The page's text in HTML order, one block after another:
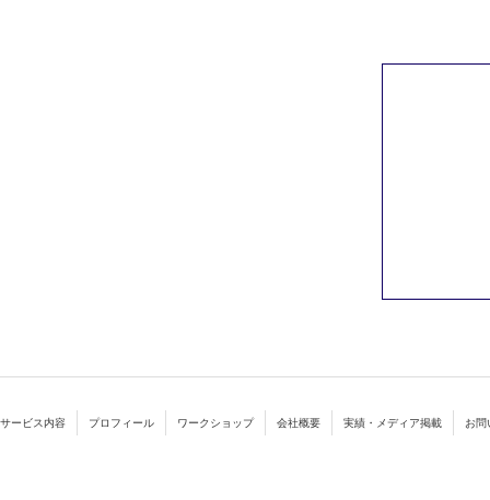
サービス内容 プロフィール ワークショップ 会社概要 実績・メディア掲載 お問